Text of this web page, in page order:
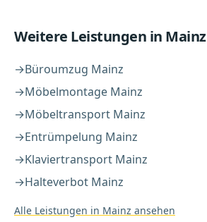
Weitere Leistungen in Mainz
→Büroumzug Mainz
→Möbelmontage Mainz
→Möbeltransport Mainz
→Entrümpelung Mainz
→Klaviertransport Mainz
→Halteverbot Mainz
Alle Leistungen in Mainz ansehen